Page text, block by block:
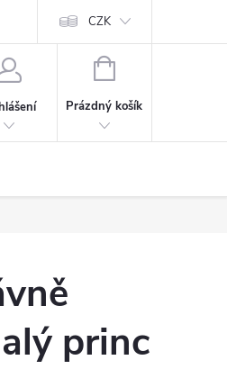
Kontakt
CZK
NÁKUPNÍ
Prázdný košík
princ